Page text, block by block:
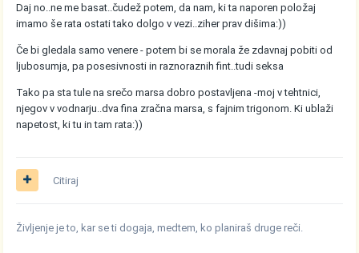
Daj no..ne me basat..čudež potem, da nam, ki ta naporen položaj
imamo še rata ostati tako dolgo v vezi..ziher prav dišima:))
Če bi gledala samo venere - potem bi se morala že zdavnaj pobiti od
ljubosumja, pa posesivnosti in raznoraznih fint..tudi seksa
Tako pa sta tule na srečo marsa dobro postavljena -moj v tehtnici,
njegov v vodnarju..dva fina zračna marsa, s fajnim trigonom. Ki ublaži
napetost, ki tu in tam rata:))
Citiraj
Življenje je to, kar se ti dogaja, medtem, ko planiraš druge reči.